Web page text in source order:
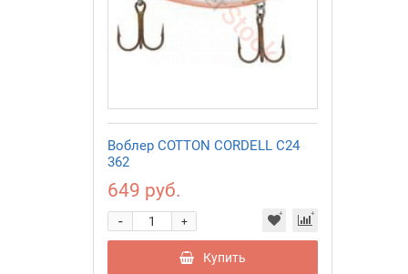
Воблер COTTON CORDELL C24
362
649 руб.
+
-
Купить